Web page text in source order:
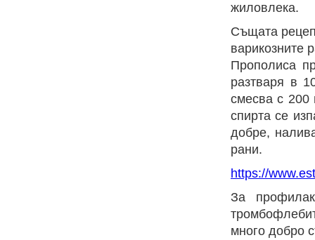
жиловлека.
Същата
варикозните
Прополиса
разтваря в
смесва с 200
спирта се
добре,
рани.
https://
За
много добро